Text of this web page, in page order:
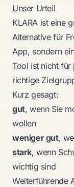
Unser Urteil
KLARA ist eine
Alternative für
App, sondern
Tool ist nicht für
richtige
Kurz gesagt:
gut, wenn Sie
wollen
weniger gut,
stark, wenn
wichtig sind
Weiterführende